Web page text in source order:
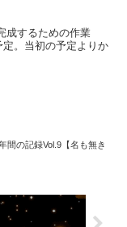
成するための作業
。当初の予定よりか
間の記録Vol.9【名も無き